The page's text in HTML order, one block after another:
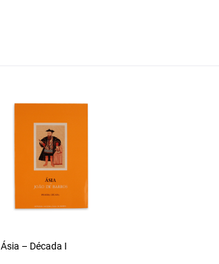
Ásia – Década I